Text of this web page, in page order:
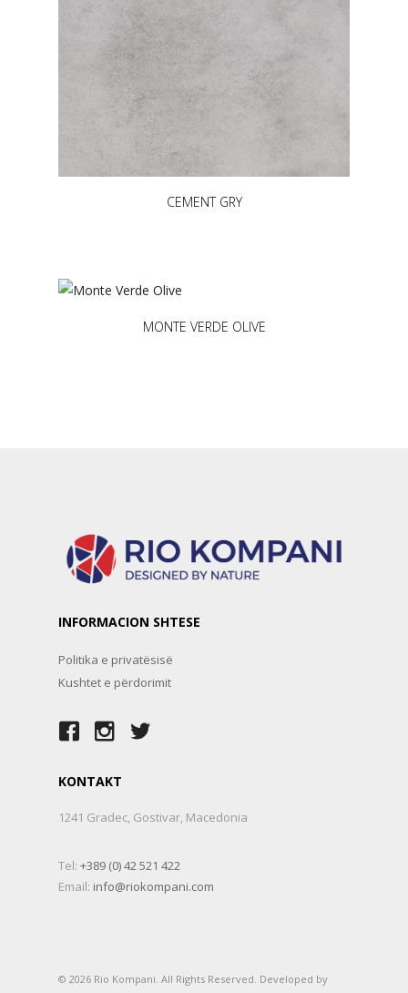
CEMENT GRY
MONTE VERDE OLIVE
INFORMACION SHTESE
Politika e privatësisë
Kushtet e përdorimit
KONTAKT
1241 Gradec, Gostivar, Macedonia
Tel: +389 (0) 42 521 422
Email: info@riokompani.com
© 2026 Rio Kompani. All Rights Reserved. Developed by